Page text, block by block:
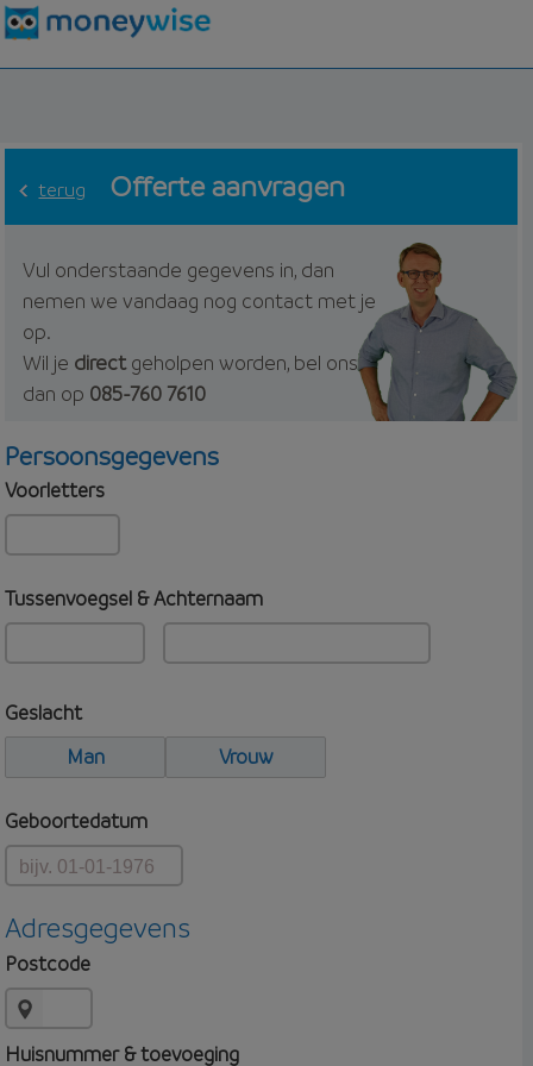
terug Offerte aanvragen
Vul onderstaande gegevens in, dan
nemen we vandaag nog contact met je
op.
Wil je directgeholpen worden, bel ons
dan op 085-760 7610
Persoonsgegevens
Voorletters
Tussenvoegsel & Achternaam
Geslacht
Man
Vrouw
Geboortedatum
Adresgegevens
Postcode
Huisnummer & toevoeging